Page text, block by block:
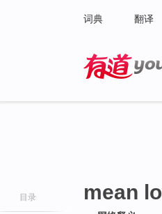
词典 翻译
目录 mean